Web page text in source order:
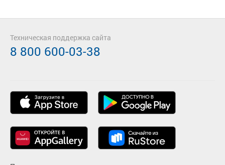
Техническая поддержка сайта
8 800 600-03-38